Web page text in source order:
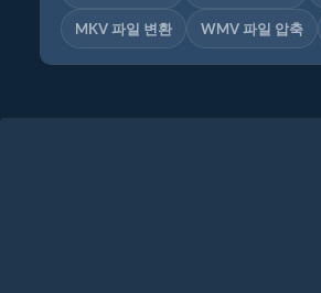
MKV 파일 변환 WMV 파일 압축